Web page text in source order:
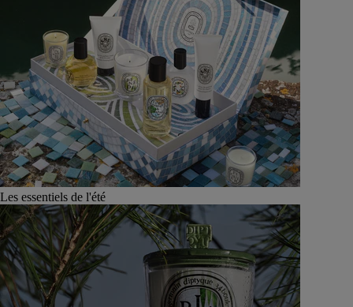
Les essentiels de l'été